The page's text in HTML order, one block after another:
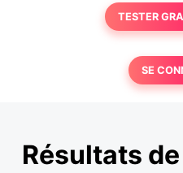
TESTER
SE
Résultats